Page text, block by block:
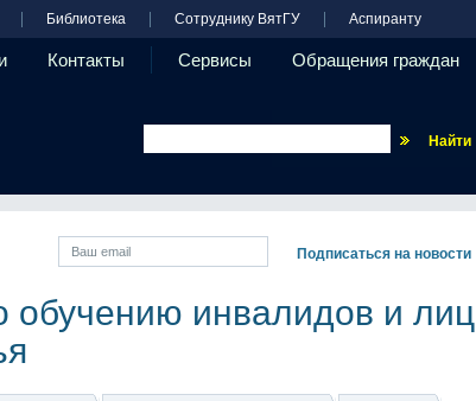
Библиотека Сотруднику ВятГУ Аспиранту
Контакты Сервисы Обращения граждан
обучению инвалидов и лиц